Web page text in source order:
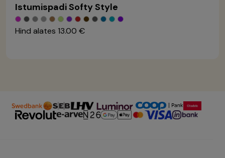
Istumispadi Softy Style
Hind alates 13.00 €